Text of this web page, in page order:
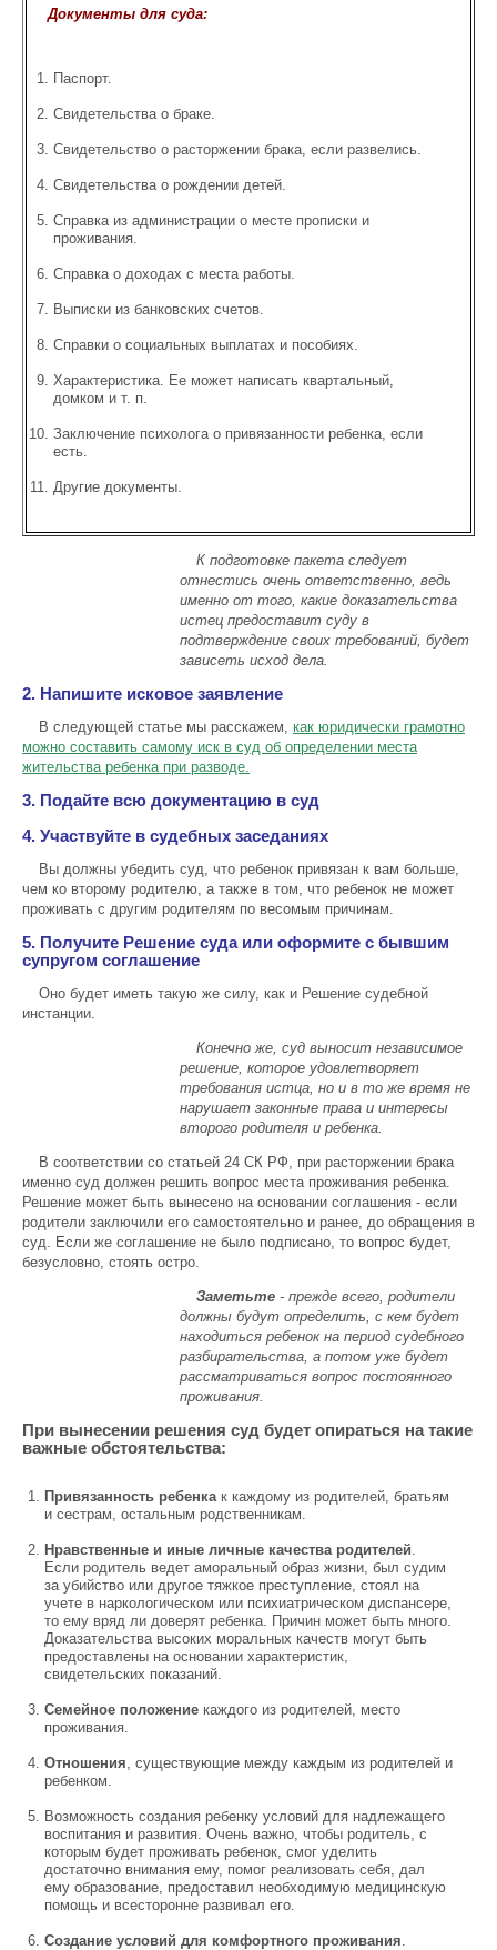
Документы для суда:
Паспорт.
Свидетельства о браке.
Свидетельство о расторжении брака, если развелись.
Свидетельства о рождении детей.
Справка из администрации о месте прописки и
проживания.
Справка о доходах с места работы.
Выписки из банковских счетов.
Справки о социальных выплатах и пособиях.
Характеристика. Ее может написать квартальный,
домком и т. п.
Заключение психолога о привязанности ребенка, если
есть.
Другие документы.
К подготовке пакета следует
отнестись очень ответственно, ведь
именно от того, какие доказательства
истец предоставит суду в
подтверждение своих требований, будет
зависеть исход дела.
2. Напишите исковое заявление
В следующей статье мы расскажем, как юридически грамотно
можно составить самому иск в суд об определении места
жительства ребенка при разводе.
3. Подайте всю документацию в суд
4. Участвуйте в судебных заседаниях
Вы должны убедить суд, что ребенок привязан к вам больше,
чем ко второму родителю, а также в том, что ребенок не может
проживать с другим родителям по весомым причинам.
5. Получите Решение суда или оформите с бывшим
супругом соглашение
Оно будет иметь такую же силу, как и Решение судебной
инстанции.
Конечно же, суд выносит независимое
решение, которое удовлетворяет
требования истца, но и в то же время не
нарушает законные права и интересы
второго родителя и ребенка.
В соответствии со статьей 24 СК РФ, при расторжении брака
именно суд должен решить вопрос места проживания ребенка.
Решение может быть вынесено на основании соглашения - если
родители заключили его самостоятельно и ранее, до обращения в
суд. Если же соглашение не было подписано, то вопрос будет,
безусловно, стоять остро.
Заметьте- прежде всего, родители
должны будут определить, с кем будет
находиться ребенок на период судебного
разбирательства, а потом уже будет
рассматриваться вопрос постоянного
проживания.
При вынесении решения суд будет опираться на такие
важные обстоятельства:
Привязанность ребенкак каждому из родителей, братьям
и сестрам, остальным родственникам.
Нравственные и иные личные качества родителей.
Если родитель ведет аморальный образ жизни, был судим
за убийство или другое тяжкое преступление, стоял на
учете в наркологическом или психиатрическом диспансере,
то ему вряд ли доверят ребенка. Причин может быть много.
Доказательства высоких моральных качеств могут быть
предоставлены на основании характеристик,
свидетельских показаний.
Семейное положение каждого из родителей, место
проживания.
Отношения, существующие между каждым из родителей и
ребенком.
Возможность создания ребенку условий для надлежащего
воспитания и развития. Очень важно, чтобы родитель, с
которым будет проживать ребенок, смог уделить
достаточно внимания ему, помог реализовать себя, дал
ему образование, предоставил необходимую медицинскую
помощь и всесторонне развивал его.
Создание условий для комфортного проживания.